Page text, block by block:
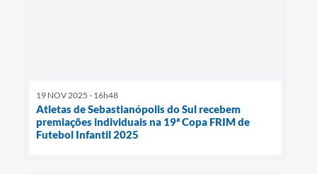
19 NOV 2025 - 16h48
Atletas de Sebastianópolis do Sul recebem
premiações individuais na 19ª Copa FRIM de
Futebol Infantil 2025